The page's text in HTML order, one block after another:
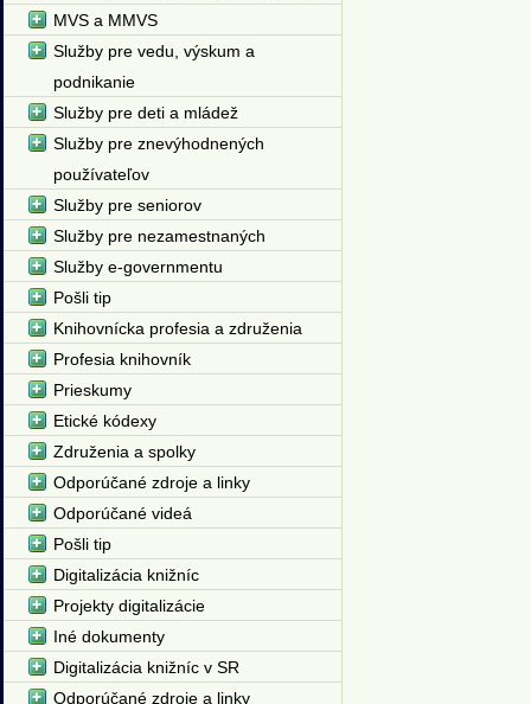
MVS a MMVS
Služby pre vedu, výskum a
podnikanie
Služby pre deti a mládež
Služby pre znevýhodnených
používateľov
Služby pre seniorov
Služby pre nezamestnaných
Služby e-governmentu
Pošli tip
Knihovnícka profesia a združenia
Profesia knihovník
Prieskumy
Etické kódexy
Združenia a spolky
Odporúčané zdroje a linky
Odporúčané videá
Pošli tip
Digitalizácia knižníc
Projekty digitalizácie
Iné dokumenty
Digitalizácia knižníc v SR
Odporúčané zdroje a linky